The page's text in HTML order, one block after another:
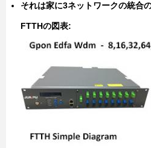
それは家に3ネットワークの統合
FTTHの図表: